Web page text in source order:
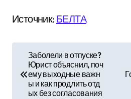
Источник: БЕЛТА
Заболели в отпуске?
Юрист объяснил, поч
ему выходные важн
ы и как продлить отд
ых без согласования